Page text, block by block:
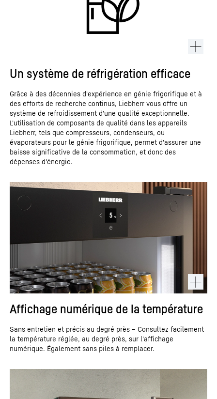
Un système de réfrigération efficace
Grâce à des décennies d'expérience en génie frigorifique et à
des efforts de recherche continus, Liebherr vous offre un
système de refroidissement d'une qualité exceptionnelle.
L'utilisation de composants de qualité dans les appareils
Liebherr, tels que compresseurs, condenseurs, ou
évaporateurs pour le génie frigorifique, permet d'assurer une
baisse significative de la consommation, et donc des
dépenses d'énergie.
Affichage numérique de la température
Sans entretien et précis au degré près – Consultez facilement
la température réglée, au degré près, sur l'affichage
numérique. Également sans piles à remplacer.